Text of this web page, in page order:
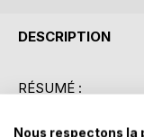
DESCRIPTION
RÉSUMÉ :
"L'Utopie" de
la littérature
Nous respectons la